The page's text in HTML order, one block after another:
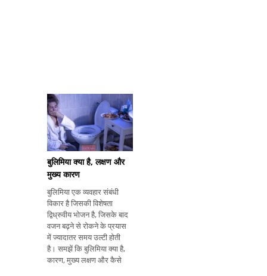
बुलिमिया क्या है, लक्षण और
मुख्य कारण
बुलिमिया एक व्यवहार संबंधी
विकार है जिसकी विशेषता
द्विध्रुवीय भोजन है, जिसके बाद
वजन बढ़ने से रोकने के प्रयास
में ज्यादातर समय उल्टी होती
है। समझें कि बुलिमिया क्या है,
कारण, मुख्य लक्षण और कैसे